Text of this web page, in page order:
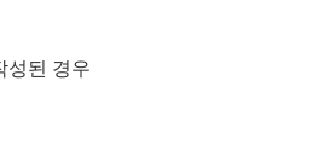
성된 경우